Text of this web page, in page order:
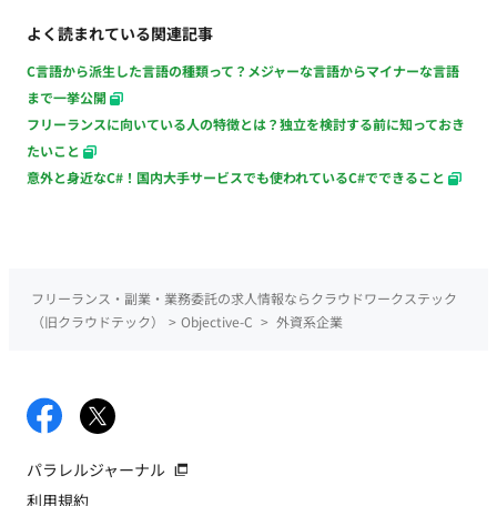
よく読まれている関連記事
C言語から派生した言語の種類って？メジャーな言語からマイナーな言語
まで一挙公開
フリーランスに向いている人の特徴とは？独立を検討する前に知っておき
たいこと
意外と身近なC#！国内大手サービスでも使われているC#でできること
フリーランス・副業・業務委託の求人情報ならクラウドワークステック
（旧クラウドテック）
> Objective-C > 外資系企業
パラレルジャーナル
利用規約